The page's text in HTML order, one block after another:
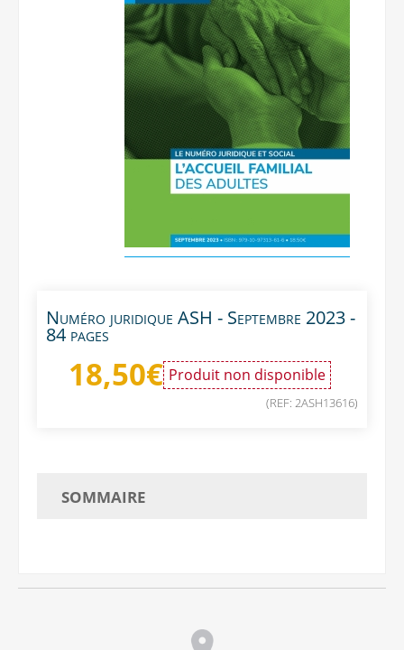
Numéro juridique ASH - Septembre 2023 -
84 pages
18,50€ Produit non disponible
(REF: 2ASH13616)
SOMMAIRE